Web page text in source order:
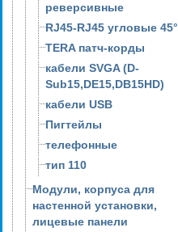
реверсивные
RJ45-RJ45 угловые 45°
TERA патч-корды
кабели SVGA (D-
Sub15,DE15,DB15HD)
кабели USB
Пигтейлы
телефонные
тип 110
Модули, корпуса для
настенной установки,
лицевые панели